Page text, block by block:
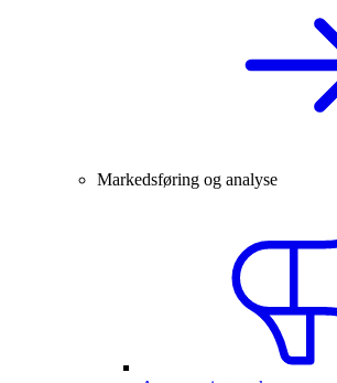
Markedsføring og analyse